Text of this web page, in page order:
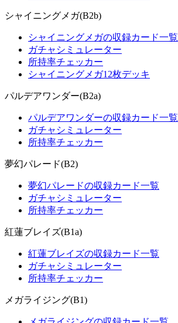
シャイニングメガ(B2b)
シャイニングメガの収録カード一覧
ガチャシミュレーター
所持率チェッカー
シャイニングメガ12枚デッキ
パルデアワンダー(B2a)
パルデアワンダーの収録カード一覧
ガチャシミュレーター
所持率チェッカー
夢幻パレード(B2)
夢幻パレードの収録カード一覧
ガチャシミュレーター
所持率チェッカー
紅蓮ブレイズ(B1a)
紅蓮ブレイズの収録カード一覧
ガチャシミュレーター
所持率チェッカー
メガライジング(B1)